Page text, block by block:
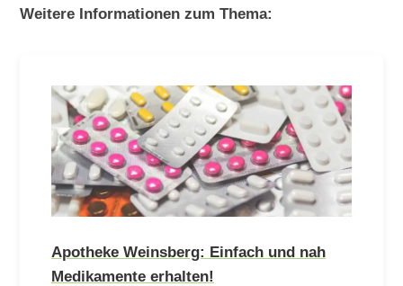
Weitere Informationen zum Thema:
Apotheke Weinsberg: Einfach und nah
Medikamente erhalten!